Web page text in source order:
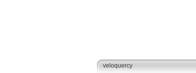
veloquercy